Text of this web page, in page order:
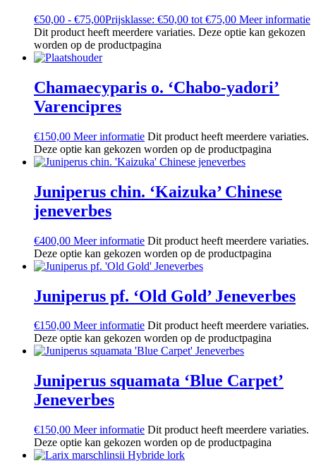
€50,00 - €75,00Prijsklasse: €50,00 tot €75,00 Meer informatie
Dit product heeft meerdere variaties. Deze optie kan gekozen
worden op de productpagina
Chamaecyparis o. ‘Chabo-yadori’
Varencipres
€150,00 Meer informatie Dit product heeft meerdere variaties.
Deze optie kan gekozen worden op de productpagina
Juniperus chin. ‘Kaizuka’ Chinese
jeneverbes
€400,00 Meer informatie Dit product heeft meerdere variaties.
Deze optie kan gekozen worden op de productpagina
Juniperus pf. ‘Old Gold’ Jeneverbes
€150,00 Meer informatie Dit product heeft meerdere variaties.
Deze optie kan gekozen worden op de productpagina
Juniperus squamata ‘Blue Carpet’
Jeneverbes
€150,00 Meer informatie Dit product heeft meerdere variaties.
Deze optie kan gekozen worden op de productpagina